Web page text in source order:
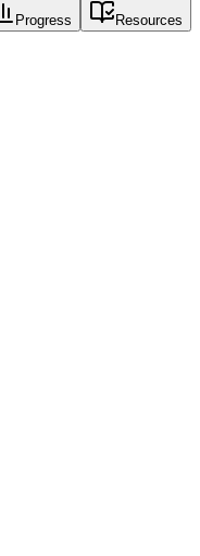
Progress Resources